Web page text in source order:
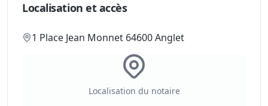
Localisation et accès
1 Place Jean Monnet 64600 Anglet
Localisation du notaire